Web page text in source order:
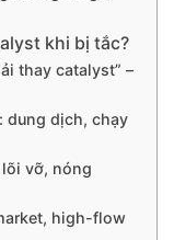
khi bị tắc?
thay catalyst” –
dung dịch, chạy
vỡ, nóng
high-flow